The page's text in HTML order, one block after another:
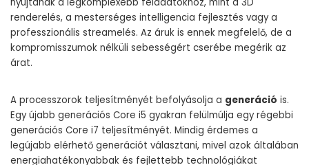
renderelés, a mesterséges intelligencia fejlesztés vagy a
professzionális streamelés. Az áruk is ennek megfelelő, de a
kompromisszumok nélküli sebességért cserébe megérik az
árat.
A processzorok teljesítményét befolyásolja a generáció is.
Egy újabb generációs Core i5 gyakran felülmúlja egy régebbi
generációs Core i7 teljesítményét. Mindig érdemes a
legújabb elérhető generációt választani, mivel azok általában
energiahatékonyabbak és fejlettebb technológiákat